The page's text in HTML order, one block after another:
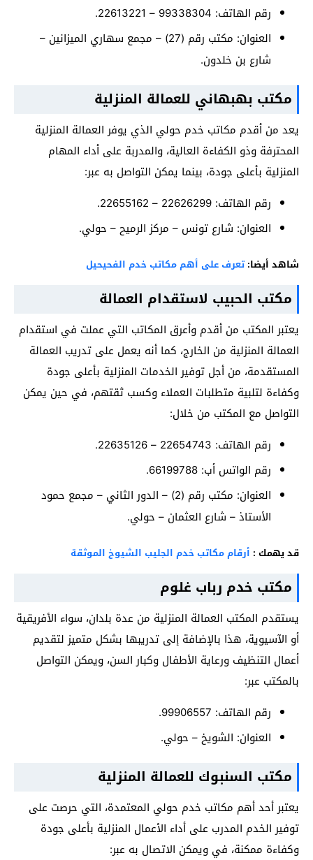
رقم الهاتف: 99338304 – 22613221.
العنوان: مكتب رقم (27) – مجمع سهاري الميزانين –
شارع بن خلدون.
مكتب بهبهاني للعمالة المنزلية
يعد من أقدم مكاتب خدم حولي الذي يوفر العمالة المنزلية
المحترفة وذو الكفاءة العالية، والمدربة على أداء المهام
المنزلية بأعلى جودة، بينما يمكن التواصل به عبر:
رقم الهاتف: 22626299 – 22655162.
العنوان: شارع تونس – مركز الرميح – حولي.
شاهد أيضا: تعرف على أهم مكاتب خدم الفحيحيل
مكتب الحبيب لاستقدام العمالة
يعتبر المكتب من أقدم وأعرق المكاتب التي عملت في استقدام
العمالة المنزلية من الخارج، كما أنه يعمل على تدريب العمالة
المستقدمة، من أجل توفير الخدمات المنزلية بأعلى جودة
وكفاءة لتلبية متطلبات العملاء وكسب ثقتهم، في حين يمكن
التواصل مع المكتب من خلال:
رقم الهاتف: 22654743 – 22635126.
رقم الواتس أب: 66199788.
العنوان: مكتب رقم (2) – الدور الثاني – مجمع حمود
الأستاذ – شارع العثمان – حولي.
قد يهمك : أرقام مكاتب خدم الجليب الشيوخ الموثقة
مكتب خدم رباب غلوم
يستقدم المكتب العمالة المنزلية من عدة بلدان، سواء الأفريقية
أو الآسيوية، هذا بالإضافة إلى تدريبها بشكل متميز لتقديم
أعمال التنظيف ورعاية الأطفال وكبار السن، ويمكن التواصل
بالمكتب عبر:
رقم الهاتف: 99906557.
العنوان: الشويخ – حولي.
مكتب السنبوك للعمالة المنزلية
يعتبر أحد أهم مكاتب خدم حولي المعتمدة، التي حرصت على
توفير الخدم المدرب على أداء الأعمال المنزلية بأعلى جودة
وكفاءة ممكنة، في ويمكن الاتصال به عبر: